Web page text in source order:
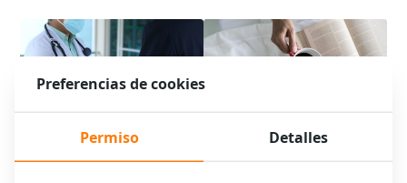
Servicio extra: Salida tardía
Preferencias de cookies
Permiso Detalles